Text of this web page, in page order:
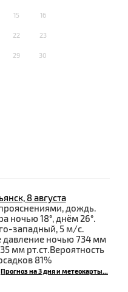
15 16
22 23
29 30
8 августа
дождь.
ночью 18°, днём 26°.
западный, 5 м/с.
давление ночью 734 мм
мм рт.ст.Вероятность
81%
Прогноз на 3 дня и метеокарты...